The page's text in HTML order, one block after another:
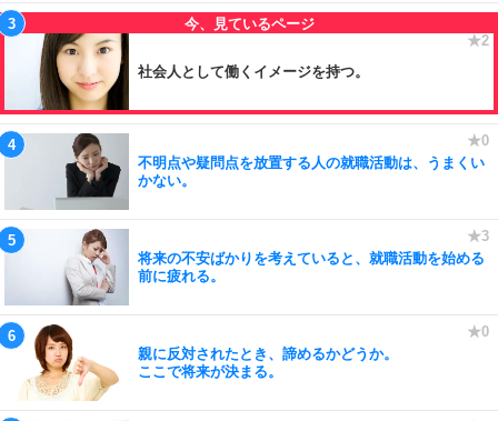
社会人として働くイメージを持つ。
不明点や疑問点を放置する人の就職活動は、うまくい
かない。
将来の不安ばかりを考えていると、就職活動を始める
前に疲れる。
親に反対されたとき、諦めるかどうか。
ここで将来が決まる。